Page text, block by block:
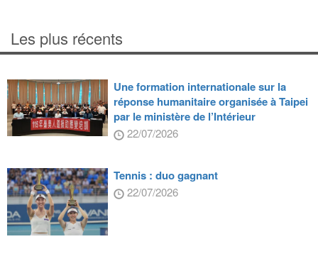
Les plus récents
Une formation internationale sur la
réponse humanitaire organisée à Taipei
par le ministère de l’Intérieur
22/07/2026
Tennis : duo gagnant
22/07/2026